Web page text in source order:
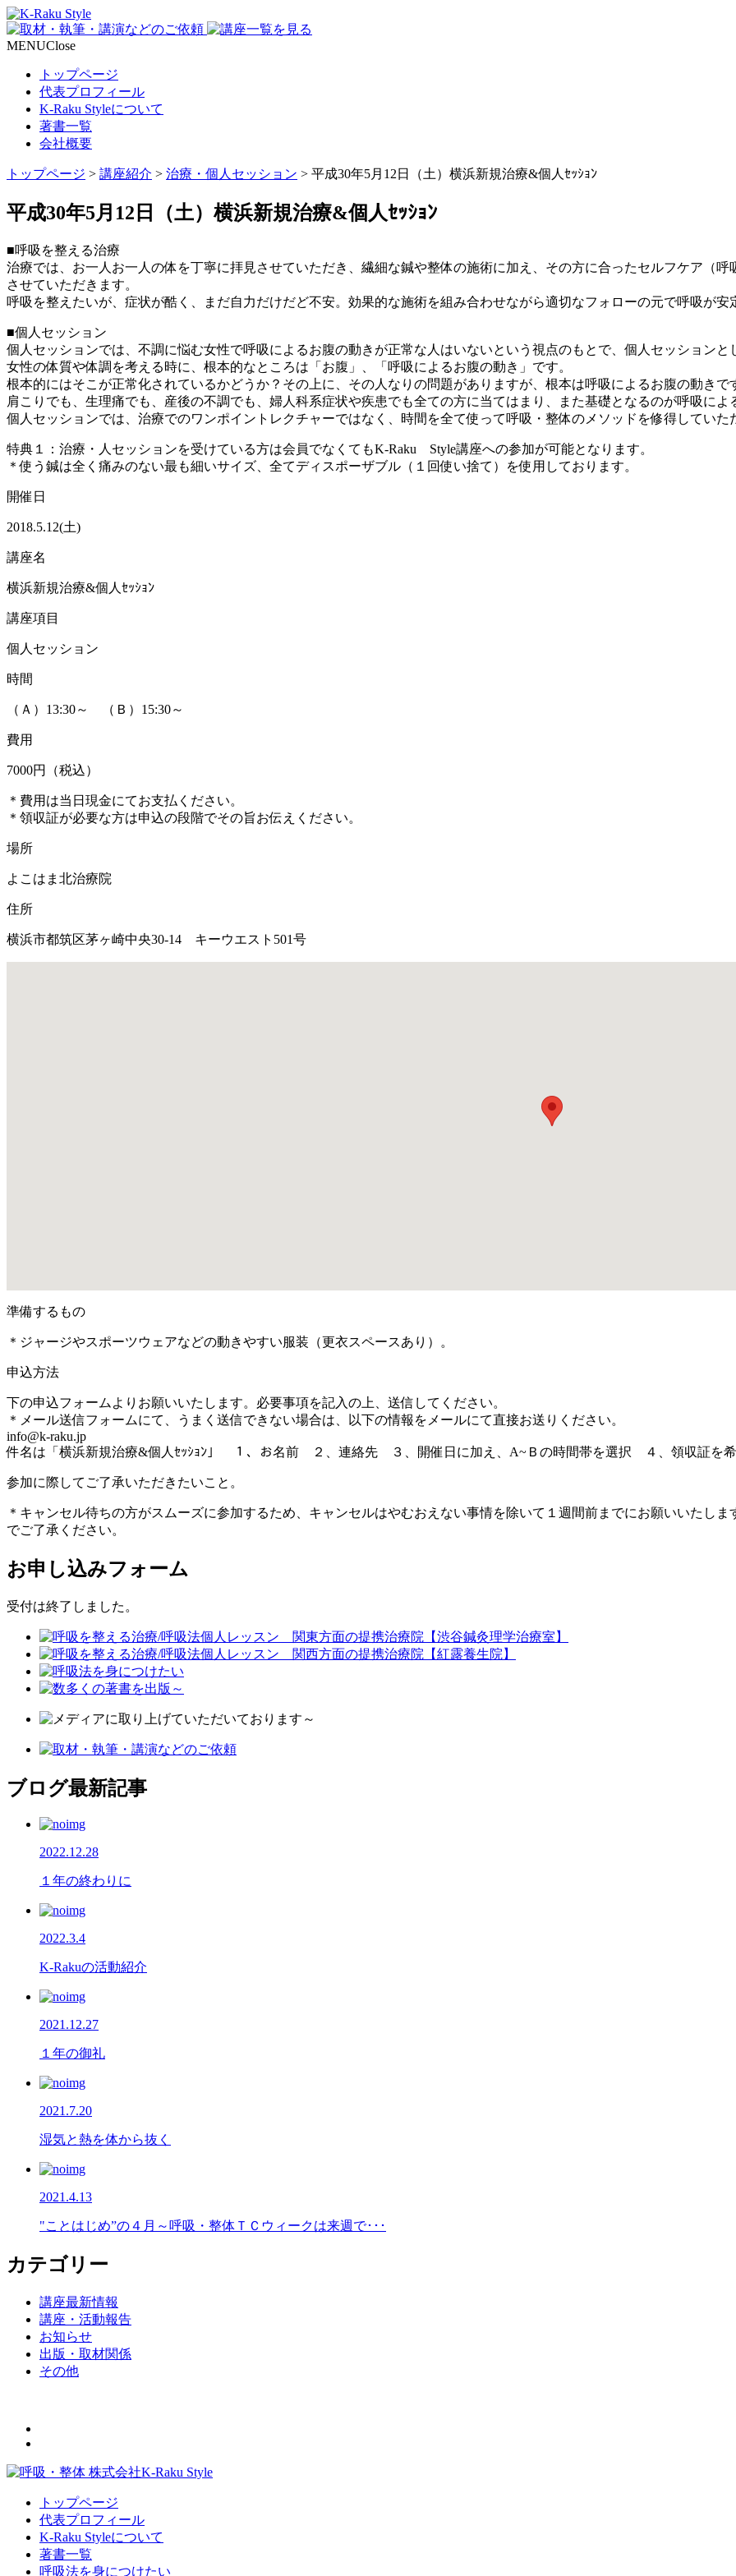
MENUClose
トップページ
代表プロフィール
K-Raku Styleについて
著書一覧
会社概要
トップページ > 講座紹介 > 治療・個人セッション > 平成30年5月12日（土）横浜新規治療&個人ｾｯｼｮﾝ
平成30年5月12日（土）横浜新規治療&個人ｾｯｼｮﾝ
■呼吸を整える治療
治療では、お一人お一人の体を丁寧に拝見させていただき、繊細な鍼や整体の施術に加え、その方に合ったセルフケア（
させていただきます。
呼吸を整えたいが、症状が酷く、まだ自力だけだど不安。効果的な施術を組み合わせながら適切なフォローの元で呼吸が
■個人セッション
個人セッションでは、不調に悩む女性で呼吸によるお腹の動きが正常な人はいないという視点のもとで、個人セッションと
女性の体質や体調を考える時に、根本的なところは「お腹」、「呼吸によるお腹の動き」です。
根本的にはそこが正常化されているかどうか？その上に、その人なりの問題がありますが、根本は呼吸によるお腹の動きで
肩こりでも、生理痛でも、産後の不調でも、婦人科系症状や疾患でも全ての方に当てはまり、また基礎となるのが呼吸によ
個人セッションでは、治療でのワンポイントレクチャーではなく、時間を全て使って呼吸・整体のメソッドを修得していた
特典１：治療・人セッションを受けている方は会員でなくてもK-Raku Style講座への参加が可能となります。
＊使う鍼は全く痛みのない最も細いサイズ、全てディスポーザブル（１回使い捨て）を使用しております。
開催日
2018.5.12(土)
講座名
横浜新規治療&個人ｾｯｼｮﾝ
講座項目
個人セッション
時間
（Ａ）13:30～ （Ｂ）15:30～
費用
7000円（税込）
＊費用は当日現金にてお支払ください。
＊領収証が必要な方は申込の段階でその旨お伝えください。
場所
よこはま北治療院
住所
横浜市都筑区茅ヶ崎中央30-14 キーウエスト501号
準備するもの
＊ジャージやスポーツウェアなどの動きやすい服装（更衣スペースあり）。
申込方法
下の申込フォームよりお願いいたします。必要事項を記入の上、送信してください。
＊メール送信フォームにて、うまく送信できない場合は、以下の情報をメールにて直接お送りください。
info@k-raku.jp
件名は「横浜新規治療&個人ｾｯｼｮﾝ」 １、お名前 ２、連絡先 ３、開催日に加え、A~Ｂの時間帯を選択 ４、領収証を希
参加に際してご了承いただきたいこと。
＊キャンセル待ちの方がスムーズに参加するため、キャンセルはやむおえない事情を除いて１週間前までにお願いいたし
でご了承ください。
お申し込みフォーム
受付は終了しました。
ブログ最新記事
2022.12.28
１年の終わりに
2022.3.4
K-Rakuの活動紹介
2021.12.27
１年の御礼
2021.7.20
湿気と熱を体から抜く
2021.4.13
"ことはじめ”の４月～呼吸・整体ＴＣウィークは来週で･･･
カテゴリー
講座最新情報
講座・活動報告
お知らせ
出版・取材関係
その他
トップページ
代表プロフィール
K-Raku Styleについて
著書一覧
呼吸法を身につけたい